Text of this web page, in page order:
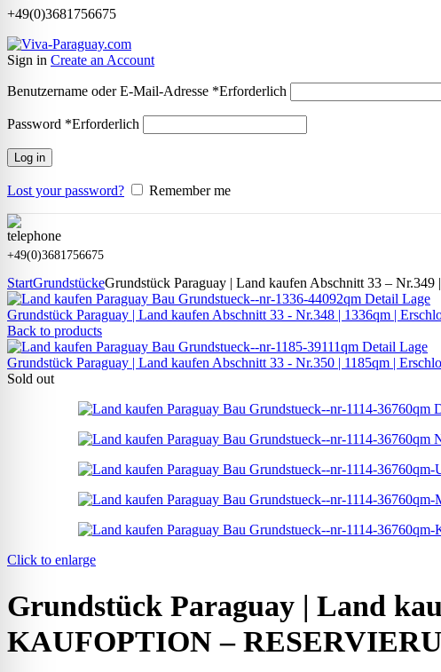
+49(0)3681756675
Sign in Create an Account
Benutzername oder E-Mail-Adresse *Erforderlich
Password *Erforderlich
Log in
Lost your password? Remember me
+49(0)3681756675
StartGrundstückeGrundstück Paraguay | Land kaufen Abschnitt 33 –
Grundstück Paraguay | Land kaufen Abschnitt 33 - Nr.348 | 1336qm |
Back to products
Grundstück Paraguay | Land kaufen Abschnitt 33 - Nr.350 | 1185qm |
Sold out
Click to enlarge
Grundstück Paraguay | Land
KAUFOPTION –